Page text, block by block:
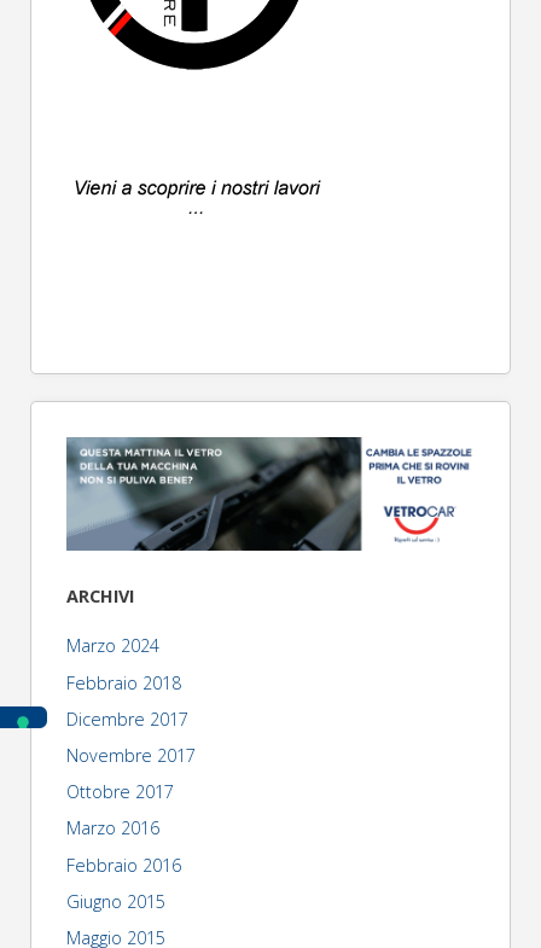
ARCHIVI
Marzo 2024
Febbraio 2018
Dicembre 2017
Novembre 2017
Ottobre 2017
Marzo 2016
Febbraio 2016
Giugno 2015
Maggio 2015